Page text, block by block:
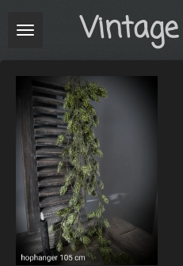
direct
hoofdinhoud
Vintage